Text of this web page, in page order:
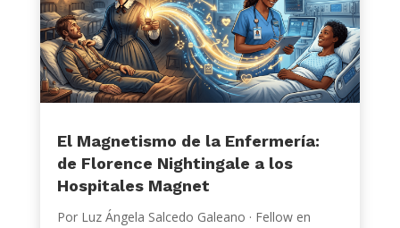
El Magnetismo de la Enfermería:
de Florence Nightingale a los
Hospitales Magnet
Por Luz Ángela Salcedo Galeano · Fellow en